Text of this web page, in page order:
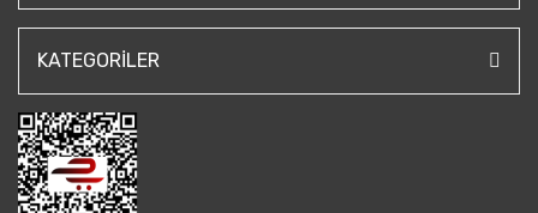
KATEGORILER